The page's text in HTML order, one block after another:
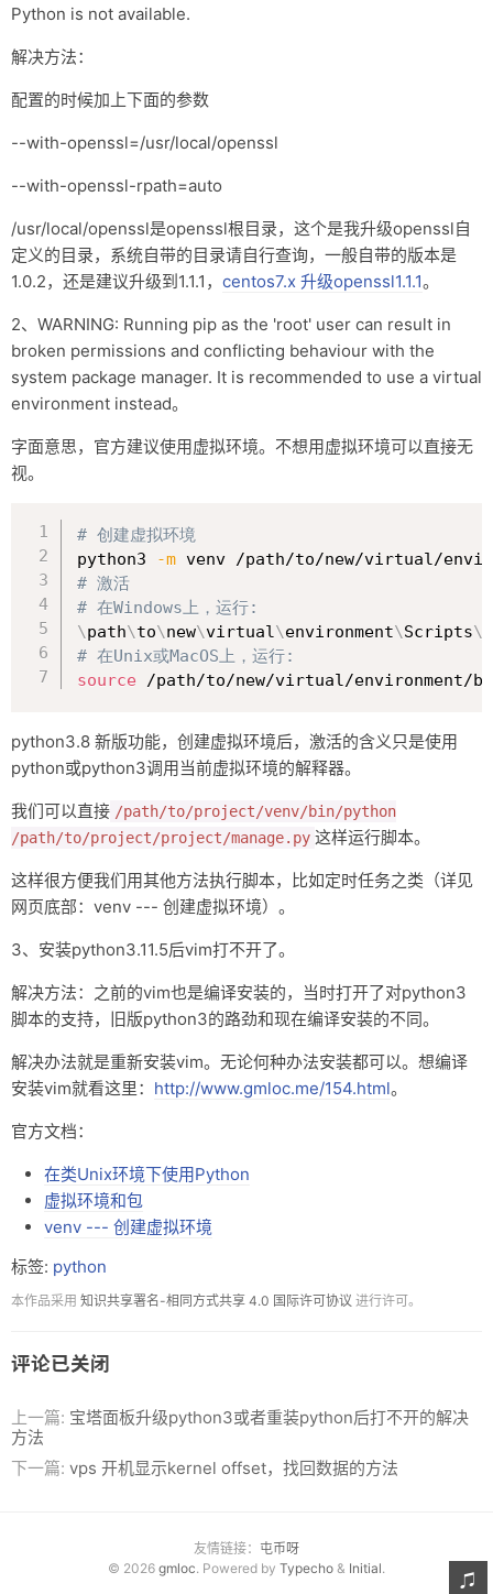
Python is not available.
解决方法：
配置的时候加上下面的参数
--with-openssl=/usr/local/openssl
--with-openssl-rpath=auto
/usr/local/openssl是openssl根目录，这个是我升级openssl自
定义的目录，系统自带的目录请自行查询，一般自带的版本是
1.0.2，还是建议升级到1.1.1， centos7.x 升级openssl1.1.1。
2、WARNING: Running pip as the 'root' user can result in
broken permissions and conflicting behaviour with the
system package manager. It is recommended to use a virtual
environment instead。
字面意思，官方建议使用虚拟环境。不想用虚拟环境可以直接无
视。
# 创建虚拟环境
python3
-m
# 激活
# 在Windows上，运行:
\path\to\new\virtual\environment\Scripts\
# 在Unix或MacOS上，运行:
source /path/to/new/virtual/environment/
python3.8 新版功能，创建虚拟环境后，激活的含义只是使用
python或python3调用当前虚拟环境的解释器。
我们可以直接 /path/to/project/venv/bin/python
/path/to/project/project/manage.py 这样运行脚本。
这样很方便我们用其他方法执行脚本，比如定时任务之类（详见
网页底部：venv --- 创建虚拟环境）。
3、安装python3.11.5后vim打不开了。
解决方法：之前的vim也是编译安装的，当时打开了对python3
脚本的支持，旧版python3的路劲和现在编译安装的不同。
解决办法就是重新安装vim。无论何种办法安装都可以。想编译
安装vim就看这里： http://www.gmloc.me/154.html。
官方文档：
在类Unix环境下使用Python
虚拟环境和包
venv --- 创建虚拟环境
标签: python
本作品采用 知识共享署名-相同方式共享 4.0 国际许可协议 进行许可。
评论已关闭
上一篇: 宝塔面板升级python3或者重装python后打不开的解决
方法
下一篇: vps 开机显示kernel offset，找回数据的方法
友情链接： 屯币呀
© 2026 gmloc. Powered by Typecho & Initial.